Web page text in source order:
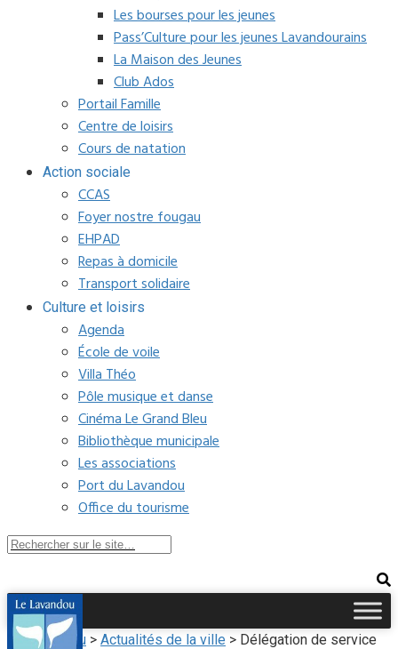
Les bourses pour les jeunes
Pass’Culture pour les jeunes Lavandourains
La Maison des Jeunes
Club Ados
Portail Famille
Centre de loisirs
Cours de natation
Action sociale
CCAS
Foyer nostre fougau
EHPAD
Repas à domicile
Transport solidaire
Culture et loisirs
Agenda
École de voile
Villa Théo
Pôle musique et danse
Cinéma Le Grand Bleu
Bibliothèque municipale
Les associations
Port du Lavandou
Office du tourisme
Le Lavandou > Actualités de la ville > Délégation de service